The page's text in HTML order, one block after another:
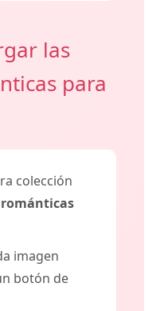
las
para
colección
imagen
botón de